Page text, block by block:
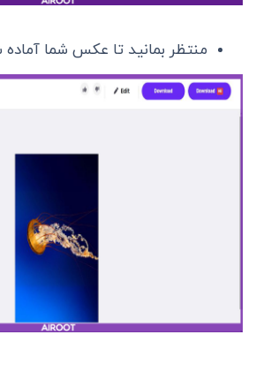
منتظر بمانید تا عکس شما آماده